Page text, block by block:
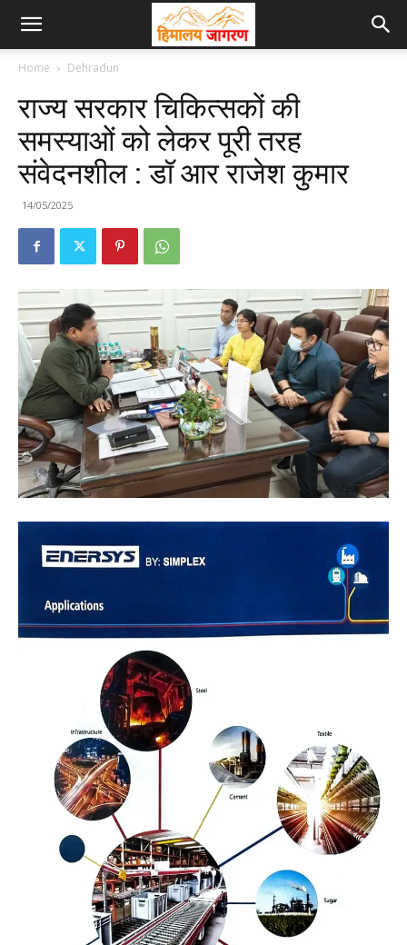
Home Dehradun
राज्य सरकार चिकित्सकों की
समस्याओं को लेकर पूरी तरह
संवेदनशील : डॉ आर राजेश कुमार
14/05/2025